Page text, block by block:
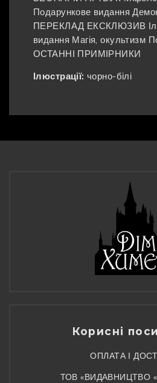
Подарункове видання
ПЕРЕКЛАД ЕКСКЛЮЗИВ
видання Магія, окультизм
ОСТАННІ ПРИМІРНИКИ
Ілюстрації: чорно-білі
Корисні
ОПЛАТА І
ТОВ «ВИДАВНИЦТВО